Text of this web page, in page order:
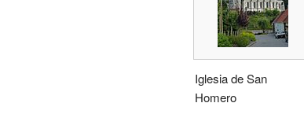
Iglesia de San
Homero